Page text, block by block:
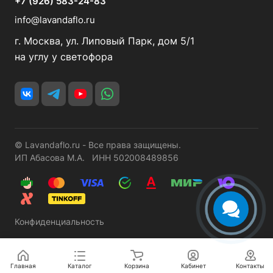
info@lavandaflo.ru
г. Москва, ул. Липовый Парк, дом 5/1
на углу у светофора
© Lavandaflo.ru - Все права защищены.
ИП Абасова М.А. ИНН 502008489856
Конфиденциальность
Главная Каталог Корзина Кабинет Контакты